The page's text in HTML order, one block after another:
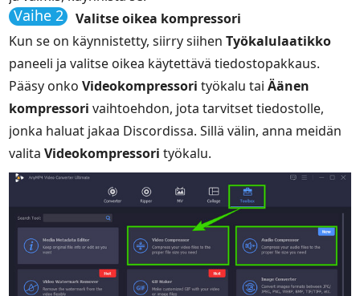
Vaihe 2
Valitse oikea kompressori
Kun se on käynnistetty, siirry siihenTyökalulaatikko
paneeli ja valitse oikea käytettävä tiedostopakkaus.
Pääsy onkoVideokompressori työkalu taiÄänen
kompressori vaihtoehdon, jota tarvitset tiedostolle,
jonka haluat jakaa Discordissa. Sillä välin, anna meidän
valitaVideokompressori työkalu.